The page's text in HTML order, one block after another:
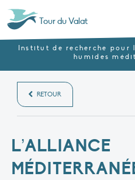
Tour du Valat
Institut de recherche pour
humides
RETOUR
L’ALLIANCE